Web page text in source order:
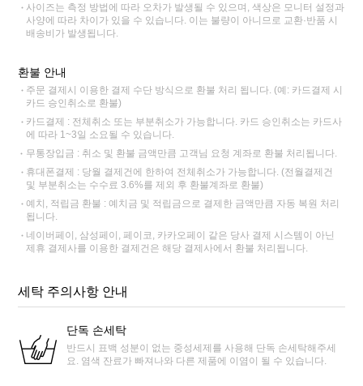
사이즈는 측정 방법에 따라 오차가 발생될 수 있으며, 색상은 모니터 설정과
사양에 따라 차이가 있을 수 있습니다. 이는 불량이 아니므로 교환·반품 시
배송비가 발생됩니다.
환불 안내
주문 결제시 이용한 결제 수단 방식으로 환불 처리 됩니다. (예: 카드결제 시
카드 승인취소로 환불)
카드결제 : 전체취소 또는 부분취소가 가능합니다. 카드 승인취소는 카드사
에 따라 1~3일 소요될 수 있습니다.
무통장입금 : 취소 및 환불 금액만큼 고객님 요청 계좌로 환불 처리됩니다.
휴대폰결제 : 당월 결제건에 한하여 전체취소가 가능합니다. (전월결제건
및 부분취소는 수수료 3.6%를 제외 후 환불계좌로 환불)
예치, 적립금 환불 : 예치금 및 적립금으로 결제한 금액만큼 자동 복원 처리
됩니다.
네이버페이, 삼성페이, 페이코, 카카오페이 같은 당사 결제 시스템이 아닌
제휴 결제사를 이용한 결제건은 해당 결제사에서 환불 처리됩니다.
세탁 주의사항 안내
단독 손세탁
반드시 표백 성분이 없는 중성세제를 사용해 단독 손세탁해주세
요. 염색 잔료가 빠져나와 다른 제품에 이염이 될 수 있습니다.